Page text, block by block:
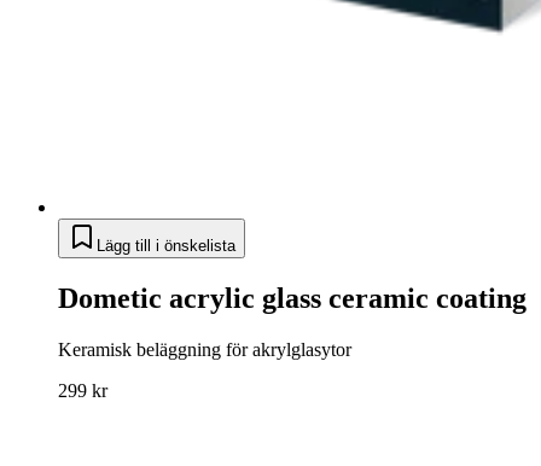
Lägg till i önskelista
Dometic acrylic glass ceramic coating
Keramisk beläggning för akrylglasytor
299 kr